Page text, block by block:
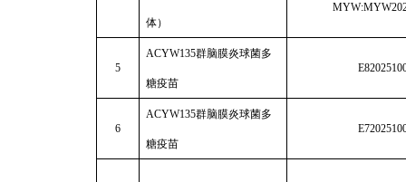
体）
5
ACYW135群脑膜炎球菌多
糖疫苗
6
ACYW135群脑膜炎球菌多
糖疫苗